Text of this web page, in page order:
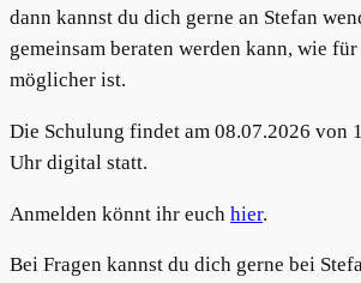
dann kannst du dich gerne an Stefan
gemeinsam beraten werden kann, wie
möglicher ist.
Die Schulung findet am 08.07.2026 von
Uhr digital statt.
Anmelden könnt ihr euch hier.
Bei Fragen kannst du dich gerne bei